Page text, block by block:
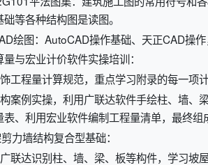
等各种结构图是读图。
绘图：AutoCAD操作基础、天正CAD操
与宏业计价软件实操培训：
工程量计算规范，重点学习附录的每一项
案例实操，利用广联达软件手绘柱、墙、
、利用宏业软件编制工程量清单，最终组
力墙结构复合型基础：
广联达识别柱、墙、梁、板等构件，学习坡